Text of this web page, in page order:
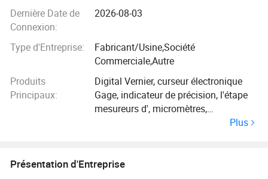
Dernière Date de
Connexion:
2026-08-03
Type d'Entreprise:
Fabricant/Usine,Société
Commerciale,Autre
Produits
Principaux:
Digital Vernier, curseur électronique
Gage, indicateur de précision, l'étape
mesureurs d', micromètres,
Instruments spécialement conçue,
l'échelle numérique
Plus
Présentation d'Entreprise